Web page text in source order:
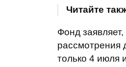
Читайте
Фонд
рассмотрения
только 4 июля